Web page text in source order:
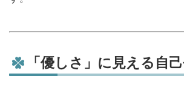
「優しさ」に見える自